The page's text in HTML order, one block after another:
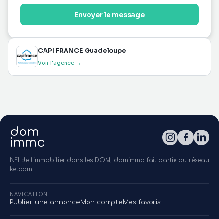
Envoyer le message
CAPI FRANCE Guadeloupe
Voir l'agence →
dom
immo
N°1 de l'immobilier dans les DOM, domimmo fait partie du réseau
keldom.
NAVIGATION
Publier une annonceMon compteMes favoris